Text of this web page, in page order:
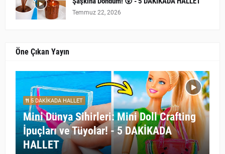
Temmuz 22, 2026
Öne Çıkan Yayın
5 DAKİKADA HALLET
Mini Dünya Sihirleri: Mini Doll Crafting
İpuçları ve Tüyolar! - 5 DAKİKADA
HALLET